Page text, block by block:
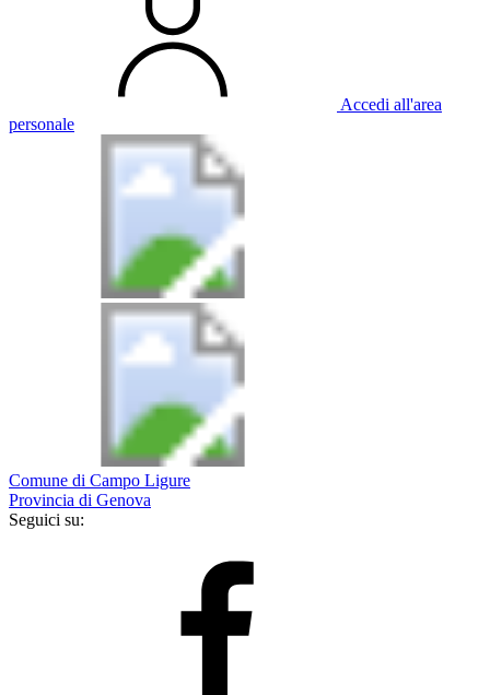
Accedi all'area
personale
Comune di Campo Ligure
Provincia di Genova
Seguici su: